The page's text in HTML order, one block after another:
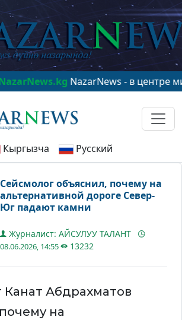
NazarNews - в центре
Кыргызча Русский
Сейсмолог объяснил, почему на
альтернативной дороге Север-
Юг падают камни
Журналист: АЙСУЛУУ ТАЛАНТ
08.06.2026, 14:55 13232
Канат Абдрахматов
на